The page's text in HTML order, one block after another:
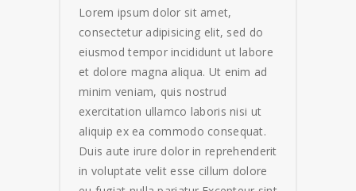
Lorem ipsum dolor sit amet,
consectetur adipisicing elit, sed do
eiusmod tempor incididunt ut labore
et dolore magna aliqua. Ut enim ad
minim veniam, quis nostrud
exercitation ullamco laboris nisi ut
aliquip ex ea commodo consequat.
Duis aute irure dolor in reprehenderit
in voluptate velit esse cillum dolore